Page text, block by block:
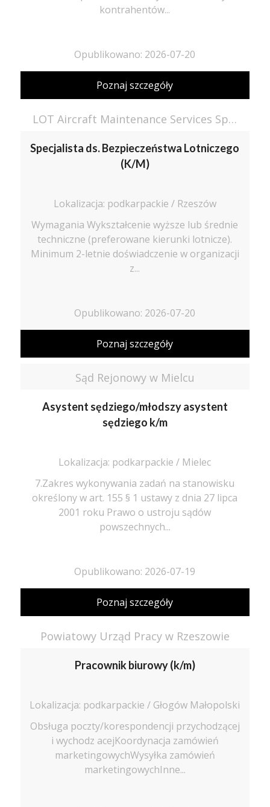
kontrahentów...
Opublikowano: 2026-07-20
Poznaj szczegóły
LOT Aircraft Maintenance Services Sp. z o.o.
Specjalista ds. Bezpieczeństwa Lotniczego
(K/M)
Lokalizacja: podkarpackie / Rzeszów
Wymagania Wykształcenie wyższe lub średnie
techniczne (preferowane kierunki lotnicze).
Minimum 2-letnie doświadczenie w organizacji
z...
Opublikowano: 2026-07-20
Poznaj szczegóły
Sąd Rejonowy w Mielcu
Asystent sędziego/młodszy asystent
sędziego k/m
Lokalizacja: podkarpackie / Mielec
7.Zakres wykonywania zadań na stanowisku
określony w art. 155 § 1 ustawy z dnia 27 lipca
2001 roku Prawo o ustroju sądów
powszechnych...
Opublikowano: 2026-07-19
Poznaj szczegóły
Powiatowy Urząd Pracy w Rzeszowie
Pracownik biurowy (k/m)
Lokalizacja: podkarpackie / Głogów Małopolski
Obsługa poczty/korespondencji przychodzącej
i wychodz acejKoordynacja zamówień
marketingowychWysyłka zamówień
marketingowychInne...